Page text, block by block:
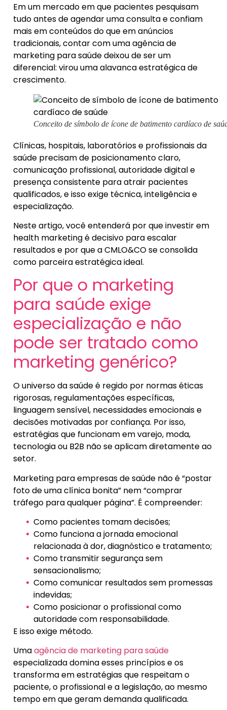
Em um mercado em que pacientes pesquisam
tudo antes de agendar uma consulta e confiam
mais em conteúdos do que em anúncios
tradicionais, contar com uma agência de
marketing para saúde deixou de ser um
diferencial: virou uma alavanca estratégica de
crescimento.
Conceito de símbolo de ícone de batimento cardíaco de
Clínicas, hospitais, laboratórios e profissionais da
saúde precisam de posicionamento claro,
comunicação profissional, autoridade digital e
presença consistente para atrair pacientes
qualificados, e isso exige técnica, inteligência e
especialização.
Neste artigo, você entenderá por que investir em
health marketing é decisivo para escalar
resultados e por que a CMLO&CO se consolida
como parceira estratégica ideal.
Por que o marketing
para saúde exige
especialização e não
pode ser tratado como
marketing genérico?
O universo da saúde é regido por normas éticas
rigorosas, regulamentações específicas,
linguagem sensível, necessidades emocionais e
decisões motivadas por confiança. Por isso,
estratégias que funcionam em varejo, moda,
tecnologia ou B2B não se aplicam diretamente ao
setor.
Marketing para empresas de saúde não é “postar
foto de uma clínica bonita” nem “comprar
tráfego para qualquer página”. É compreender:
Como pacientes tomam decisões;
Como funciona a jornada emocional
relacionada à dor, diagnóstico e tratamento;
Como transmitir segurança sem
sensacionalismo;
Como comunicar resultados sem promessas
indevidas;
Como posicionar o profissional como
autoridade com responsabilidade.
E isso exige método.
Umaagência de marketing para saúde
especializada domina esses princípios e os
transforma em estratégias que respeitam o
paciente, o profissional e a legislação, ao mesmo
tempo em que geram demanda qualificada.